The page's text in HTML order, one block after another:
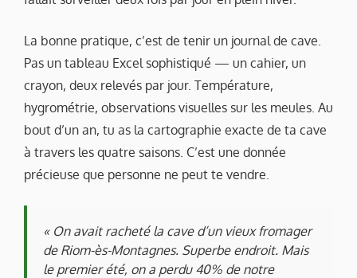
La bonne pratique, c’est de tenir un journal de cave.
Pas un tableau Excel sophistiqué — un cahier, un
crayon, deux relevés par jour. Température,
hygrométrie, observations visuelles sur les meules. Au
bout d’un an, tu as la cartographie exacte de ta cave
à travers les quatre saisons. C’est une donnée
précieuse que personne ne peut te vendre.
« On avait racheté la cave d’un vieux fromager
de Riom-ès-Montagnes. Superbe endroit. Mais
le premier été, on a perdu 40% de notre